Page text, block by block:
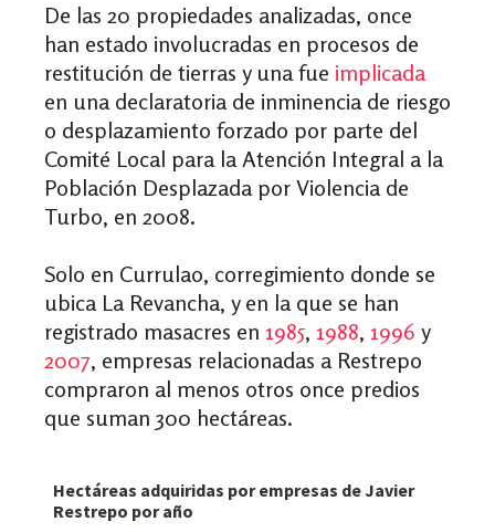
De las 20 propiedades analizadas, once
han estado involucradas en procesos de
restitución de tierras y una fue implicada
en una declaratoria de inminencia de riesgo
o desplazamiento forzado por parte del
Comité Local para la Atención Integral a la
Población Desplazada por Violencia de
Turbo, en 2008.
Solo en Currulao, corregimiento donde se
ubica La Revancha, y en la que se han
registrado masacres en 1985, 1988, 1996 y
2007, empresas relacionadas a Restrepo
compraron al menos otros once predios
que suman 300 hectáreas.